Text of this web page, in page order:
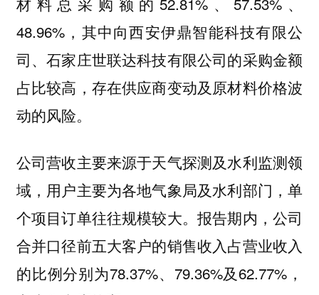
48.96%，其中向西安伊鼎智能科技有限公
司、石家庄世联达科技有限公司的采购金额
占比较高，存在供应商变动及原材料价格波
动的风险。
公司营收主要来源于天气探测及水利监测领
域，用户主要为各地气象局及水利部门，单
个项目订单往往规模较大。报告期内，公司
合并口径前五大客户的销售收入占营业收入
的比例分别为78.37%、79.36%及62.77%，